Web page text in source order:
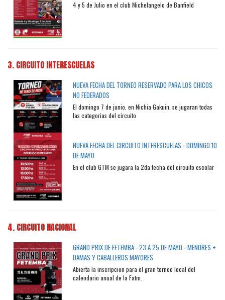
4 y 5 de Julio en el club Michelangelo de Banfield
3. CIRCUITO INTERESCUELAS
NUEVA FECHA DEL TORNEO RESERVADO PARA LOS CHICOS
NO FEDERADOS
El domingo 7 de junio, en Nichia Gakuin, se jugaran todas
las categorias del circuito
NUEVA FECHA DEL CIRCUITO INTERESCUELAS - DOMINGO 10
DE MAYO
En el club GTM se jugara la 2da fecha del circuito escolar
4. CIRCUITO NACIONAL
GRAND PRIX DE FETEMBA - 23 A 25 DE MAYO - MENORES +
DAMAS Y CABALLEROS MAYORES
Abierta la inscripcion para el gran torneo local del
calendario anual de la Fatm.